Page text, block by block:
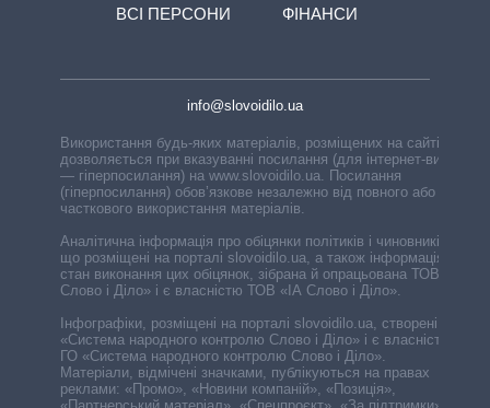
ВСІ ПЕРСОНИ
ФІНАНСИ
info@slovoidilo.ua
Використання будь-яких матеріалів, розміщених на сайті,
дозволяється при вказуванні посилання (для інтернет-видань
— гіперпосилання) на www.slovoidilo.ua. Посилання
(гіперпосилання) обов’язкове незалежно від повного або
часткового використання матеріалів.
Аналітична інформація про обіцянки політиків і чиновників,
що розміщені на порталі slovoidilo.ua, а також інформація про
стан виконання цих обіцянок, зібрана й опрацьована ТОВ «ІА
Слово і Діло» і є власністю ТОВ «ІА Слово і Діло».
Інфографіки, розміщені на порталі slovoidilo.ua, створені ГО
«Система народного контролю Слово і Діло» і є власністю
ГО «Система народного контролю Слово і Діло».
Матеріали, відмічені значками, публікуються на правах
реклами: «Промо», «Новини компаній», «Позиція»,